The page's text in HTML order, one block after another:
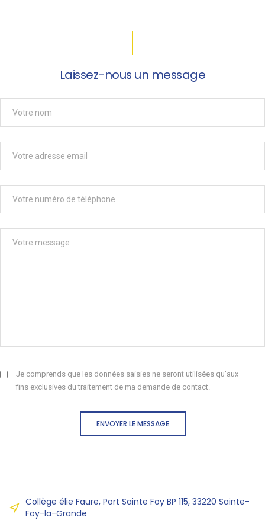
Laissez-nous un message
Je comprends que les données saisies ne seront utilisées qu'aux
fins exclusives du traitement de ma demande de contact.
ENVOYER LE MESSAGE
Collège élie Faure, Port Sainte Foy BP 115, 33220 Sainte-
Foy-la-Grande